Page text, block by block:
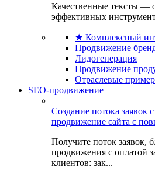
Качественные тексты —
эффективных
★ Комплексный
Продвижение
Лидогенерация
Продвижение
Отраслевые
SEO-продвижение
Создание потока заявок
продвижение сайта с
Получите поток заявок,
продвижения с оплатой
клиентов: зак...